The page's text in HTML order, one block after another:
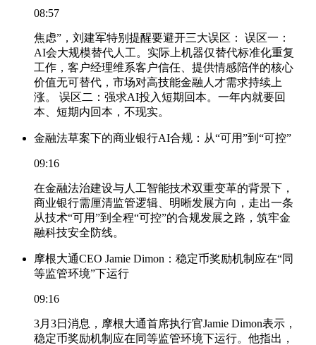
08:57
焦虑”，刘建军特别提醒要避开三大误区： 误区一：
AI会大规模替代人工。实际上机器仅替代标准化重复
工作，客户经理维系客户信任、提供情感陪伴的核心
价值无可替代，市场对高技能金融人才需求持续上
涨。 误区二：强求AI投入短期回本。一年内就要回
本、短期内回本，不现实。
金融法草案下的商业银行AI合规：从“可用”到“可控”
09:16
在金融法治建设与人工智能技术双重变革的背景下，
商业银行需厘清监管逻辑、明晰发展方向，走出一条
从技术“可用”到全程“可控”的合规发展之路，筑牢金
融科技安全防线。
摩根大通CEO Jamie Dimon：稳定币奖励机制应在“同
等监管环境”下运行
09:16
3月3日消息，摩根大通首席执行官Jamie Dimon表示，
稳定币奖励机制应在同等监管环境下运行。他指出，